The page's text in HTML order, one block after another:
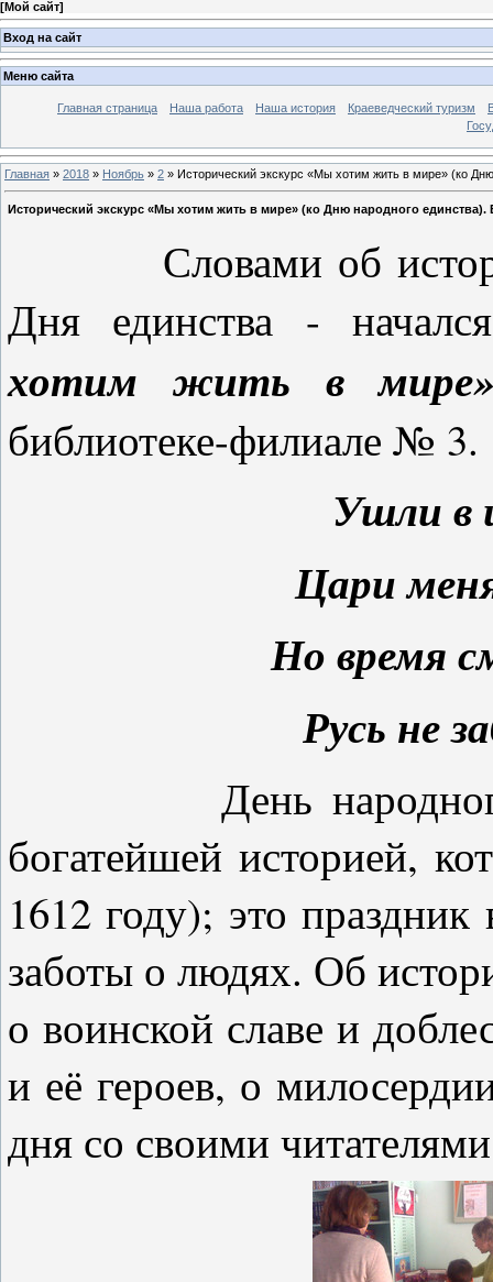
[Мой сайт]
Вход на сайт
Меню сайта
Главная страница Наша работа Наша история Краеведческий туризм
Главная » 2018 » Ноябрь » 2 » Исторический экскурс «Мы хотим жить в мире» (ко
Исторический экскурс «Мы хотим жить в мире» (ко Дню народного
Словами об
Дня единства -
хотим жить в
библиотеке-филиале № 3.
Ушли в
Цари
Но время
Русь не
День народного
богатейшей историей,
1612 году); это
заботы о людях. Об
о воинской славе и
и её героев, о
дня со своими